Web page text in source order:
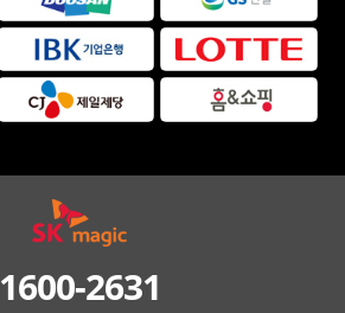
1600-2631